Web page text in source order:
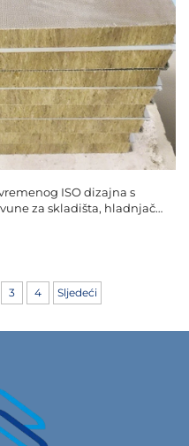
ISO dizajna s
za skladišta, hladnjače,
3 4 Sljedeći